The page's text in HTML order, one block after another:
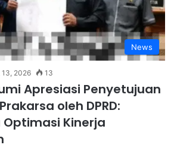
News
13, 2026 13
Apresiasi Penyetujuan
oleh DPRD:
Optimasi Kinerja